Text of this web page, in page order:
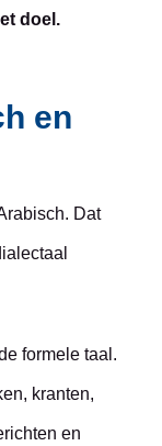
doel.
en
Dat
formele taal.
kranten,
en